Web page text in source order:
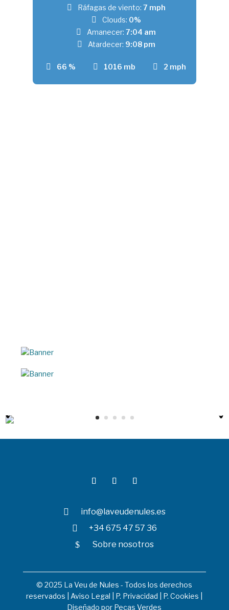
66 % 1016 mb 2 mph
Ráfagas de viento: 7 mph
Clouds: 0%
Amanecer: 7:04 am
Atardecer: 9:08 pm
 info@laveudenules.es
 +34 675 47 57 36
$ Sobre nosotros
© 2025 La Veu de Nules - Todos los derechos
reservados | Aviso Legal P. Privacidad P. Cookies
Diseñado por Pecas Verdes